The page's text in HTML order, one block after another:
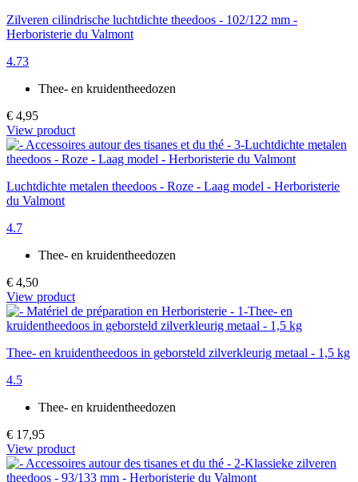
Zilveren cilindrische luchtdichte theedoos - 102/122 mm -
Herboristerie du Valmont
4.73
Thee- en kruidentheedozen
€ 4,95
View product
Luchtdichte metalen theedoos - Roze - Laag model - Herboristerie
du Valmont
4.7
Thee- en kruidentheedozen
€ 4,50
View product
Thee- en kruidentheedoos in geborsteld zilverkleurig metaal - 1,5 kg
4.5
Thee- en kruidentheedozen
€ 17,95
View product